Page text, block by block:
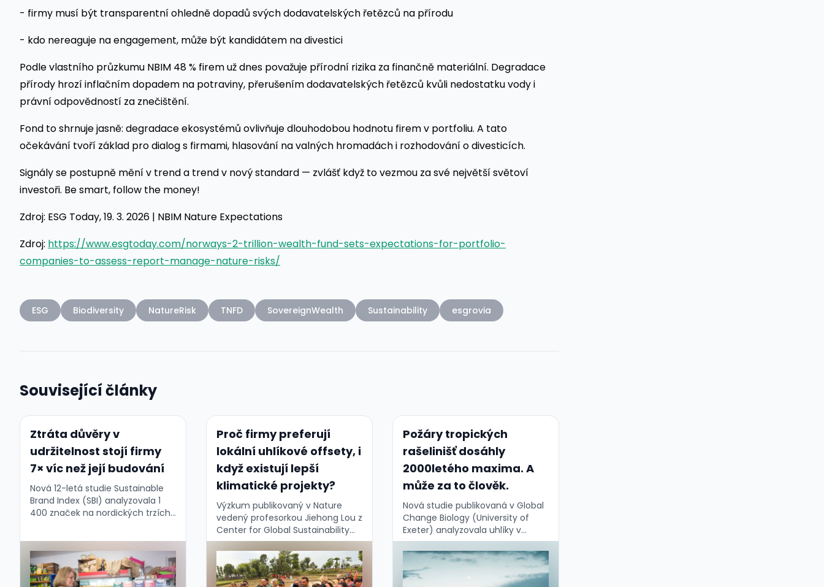
- firmy musí být transparentní ohledně dopadů svých dodavatelských řetězců na přírodu
- kdo nereaguje na engagement, může být kandidátem na divestici
Podle vlastního průzkumu NBIM 48 % firem už dnes považuje přírodní rizika za finančně materiální. Degradace
přírody hrozí inflačním dopadem na potraviny, přerušením dodavatelských řetězců kvůli nedostatku vody i
právní odpovědností za znečištění.
Fond to shrnuje jasně: degradace ekosystémů ovlivňuje dlouhodobou hodnotu firem v portfoliu. A tato
očekávání tvoří základ pro dialog s firmami, hlasování na valných hromadách i rozhodování o divesticích.
Signály se postupně mění v trend a trend v nový standard — zvlášť když to vezmou za své největší světoví
investoři. Be smart, follow the money!
Zdroj: ESG Today, 19. 3. 2026 | NBIM Nature Expectations
Zdroj: https://www.esgtoday.com/norways-2-trillion-wealth-fund-sets-expectations-for-portfolio-
companies-to-assess-report-manage-nature-risks/
ESG Biodiversity NatureRisk TNFD SovereignWealth Sustainability esgrovia
Související články
Ztráta důvěry v
udržitelnost stojí firmy
7× víc než její budování
Nová 12-letá studie Sustainable
Brand Index (SBI) analyzovala 1
400 značek na nordických trzích
vašeho byznysu....
Proč firmy preferují
lokální uhlíkové offsety, i
když existují lepší
klimatické projekty?
Výzkum publikovaný v Nature
vedený profesorkou Jiehong Lou z
Center for Global Sustainability
na University of Maryland,
odhaluje zajímavý paradox v
rozhodování firem o uhlíkových
kompenzacích....
Požáry tropických
rašelinišť dosáhly
2000letého maxima. A
může za to člověk.
Nová studie publikovaná v Global
Change Biology (University of
Exeter) analyzovala uhlíky v
rašelinových vrstvách na čtyřech
kontinentech a zrekonstruovala
historii požárů za posledních 2
000 let....